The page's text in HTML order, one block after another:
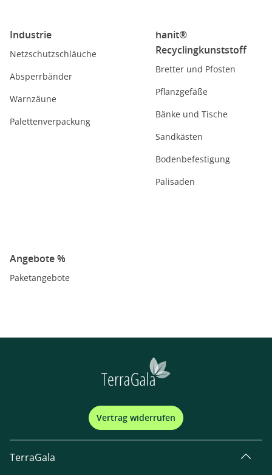
Industrie
Netzschutzschläuche
Absperrbänder
Warnzäune
Palettenverpackung
hanit®
Recyclingkunststoff
Bretter und Pfosten
Pflanzgefäße
Bänke und Tische
Sandkästen
Bodenbefestigung
Palisaden
Angebote %
Paketangebote
Vertrag widerrufen
TerraGala